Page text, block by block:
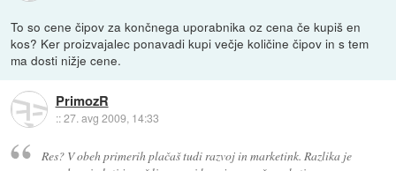
To so cene čipov za končnega uporabnika oz cena če kupiš en
kos? Ker proizvajalec ponavadi kupi večje količine čipov in s tem
ma dosti nižje cene.
PrimozR
::27. avg 2009, 14:33
Res? V obeh primerih plačaš tudi razvoj in marketink. Razlika je